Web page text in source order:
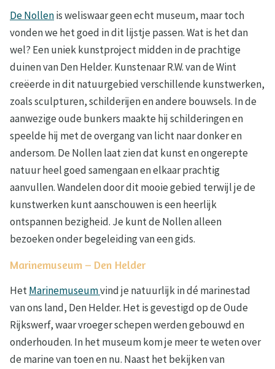
De Nollenis weliswaar geen echt museum, maar toch
vonden we het goed in dit lijstje passen. Wat is het dan
wel? Een uniek kunstproject midden in de prachtige
duinen van Den Helder. Kunstenaar R.W. van de Wint
creëerde in dit natuurgebied verschillende kunstwerken,
zoals sculpturen, schilderijen en andere bouwsels. In de
aanwezige oude bunkers maakte hij schilderingen en
speelde hij met de overgang van licht naar donker en
andersom. De Nollen laat zien dat kunst en ongerepte
natuur heel goed samengaan en elkaar prachtig
aanvullen. Wandelen door dit mooie gebied terwijl je de
kunstwerken kunt aanschouwen is een heerlijk
ontspannen bezigheid. Je kunt de Nollen alleen
bezoeken onder begeleiding van een gids.
Marinemuseum – Den Helder
HetMarinemuseumvind je natuurlijk in dé marinestad
van ons land, Den Helder. Het is gevestigd op de Oude
Rijkswerf, waar vroeger schepen werden gebouwd en
onderhouden. In het museum kom je meer te weten over
de marine van toen en nu. Naast het bekijken van